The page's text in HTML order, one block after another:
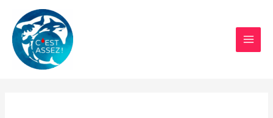
contenu